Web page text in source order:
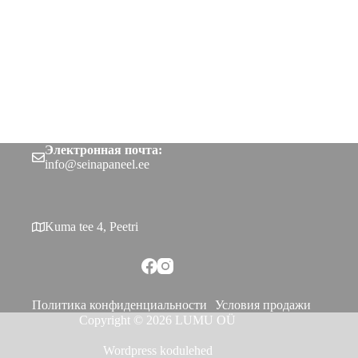
Электронная почта:
info@seinapaneel.ee
Kuma tee 4, Peetri
Политика конфиденциальности
Условия продажи
Copyright © 2026 LUMU OÜ
Wordpress kodulehed